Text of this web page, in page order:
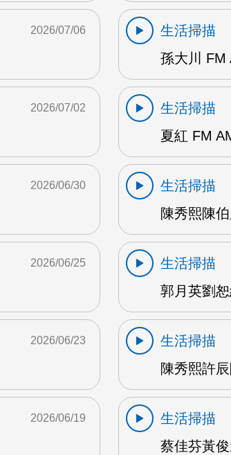
2026/07/06
生活掃描
孫大川 FM
2026/07/02
生活掃描
夏紅 FM
2026/06/30
生活掃描
陳秀熙陳
2026/06/25
生活掃描
郭月英劉
2026/06/23
生活掃描
陳秀熙許
2026/06/19
生活掃描
蔡佳芬黃